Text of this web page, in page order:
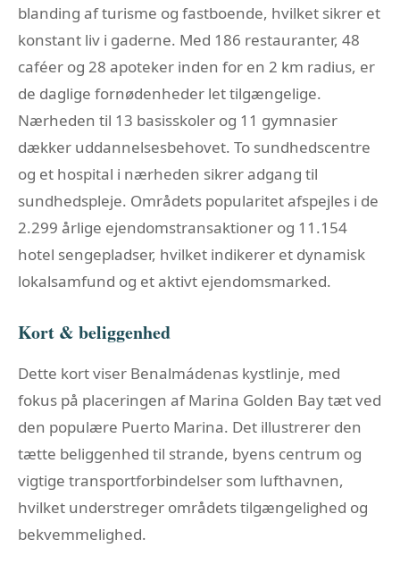
blanding af turisme og fastboende, hvilket sikrer et
konstant liv i gaderne. Med 186 restauranter, 48
caféer og 28 apoteker inden for en 2 km radius, er
de daglige fornødenheder let tilgængelige.
Nærheden til 13 basisskoler og 11 gymnasier
dækker uddannelsesbehovet. To sundhedscentre
og et hospital i nærheden sikrer adgang til
sundhedspleje. Områdets popularitet afspejles i de
2.299 årlige ejendomstransaktioner og 11.154
hotel sengepladser, hvilket indikerer et dynamisk
lokalsamfund og et aktivt ejendomsmarked.
Kort & beliggenhed
Dette kort viser Benalmádenas kystlinje, med
fokus på placeringen af Marina Golden Bay tæt ved
den populære Puerto Marina. Det illustrerer den
tætte beliggenhed til strande, byens centrum og
vigtige transportforbindelser som lufthavnen,
hvilket understreger områdets tilgængelighed og
bekvemmelighed.